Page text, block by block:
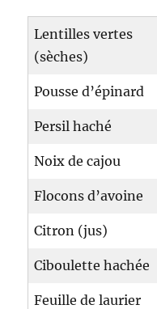
Lentilles vertes
(sèches)
Pousse d’épinard
Persil haché
Noix de cajou
Flocons d’avoine
Citron (jus)
Ciboulette hachée
Feuille de laurier